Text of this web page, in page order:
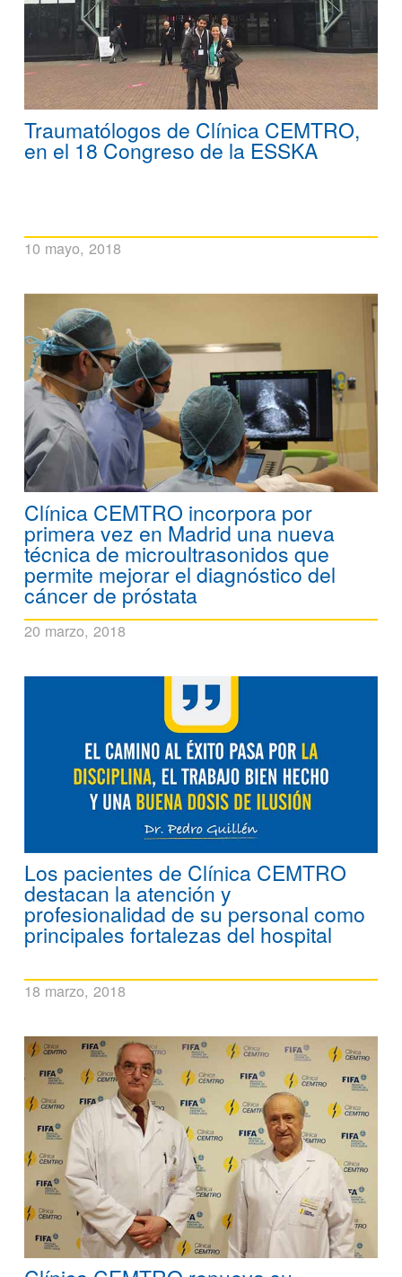
Traumatólogos de Clínica CEMTRO,
en el 18 Congreso de la ESSKA
10 mayo, 2018
Clínica CEMTRO incorpora por
primera vez en Madrid una nueva
técnica de microultrasonidos que
permite mejorar el diagnóstico del
cáncer de próstata
20 marzo, 2018
Los pacientes de Clínica CEMTRO
destacan la atención y
profesionalidad de su personal como
principales fortalezas del hospital
18 marzo, 2018